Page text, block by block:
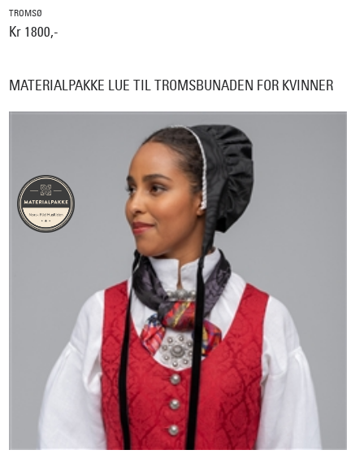
TROMSØ
Kr 1800,-
MATERIALPAKKE LUE TIL TROMSBUNADEN FOR KVINNER